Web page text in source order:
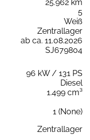
25.962 km
5
Weiß
Zentrallager
ab ca. 11.08.2026
SJ679804
96 kW / 131 PS
Diesel
1.499 cm³
1 (None)
Zentrallager